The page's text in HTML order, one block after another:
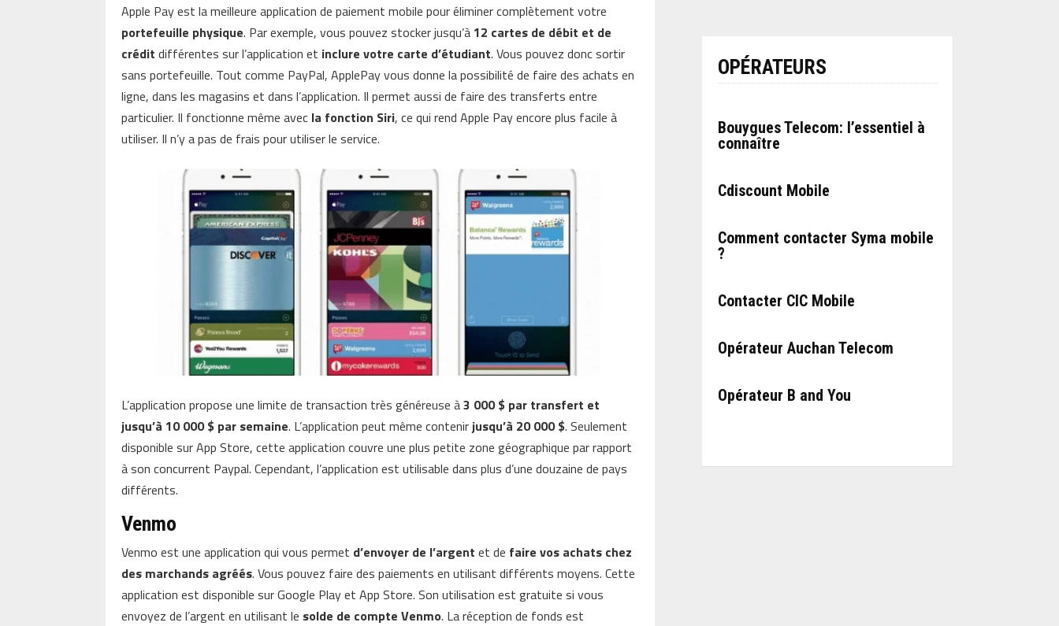
Apple Pay est la meilleure application de paiement mobile pour éliminer complètement votre
portefeuille physique. Par exemple, vous pouvez stocker jusqu’à 12 cartes de débit et de
crédit différentes sur l’application et inclure votre carte d’étudiant. Vous pouvez donc sortir
sans portefeuille. Tout comme PayPal, ApplePay vous donne la possibilité de faire des achats en
ligne, dans les magasins et dans l’application. Il permet aussi de faire des transferts entre
particulier. Il fonctionne même avec la fonction Siri, ce qui rend Apple Pay encore plus facile à
utiliser. Il n’y a pas de frais pour utiliser le service.
L’application propose une limite de transaction très généreuse à3 000 $ par transfert et
jusqu’à 10 000 $ par semaine. L’application peut même contenir jusqu’à 20 000 $. Seulement
disponible sur App Store, cette application couvre une plus petite zone géographique par rapport
à son concurrent Paypal. Cependant, l’application est utilisable dans plus d’une douzaine de pays
différents.
Venmo
Venmo est une application qui vous permet d’envoyer de l’argentet de faire vos achats chez
des marchands agréés. Vous pouvez faire des paiements en utilisant différents moyens. Cette
application est disponible sur Google Play et App Store. Son utilisation est gratuite si vous
envoyez de l’argent en utilisant le solde de compte Venmo. La réception de fonds est
OPÉRATEURS
Bouygues Telecom: l’essentiel à
connaître
Cdiscount Mobile
Comment contacter Syma mobile
?
Contacter CIC Mobile
Opérateur Auchan Telecom
Opérateur B and You